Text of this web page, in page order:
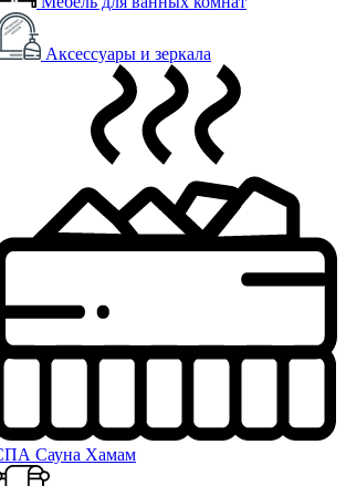
Аксессуары и зеркала
Сауна Хамам